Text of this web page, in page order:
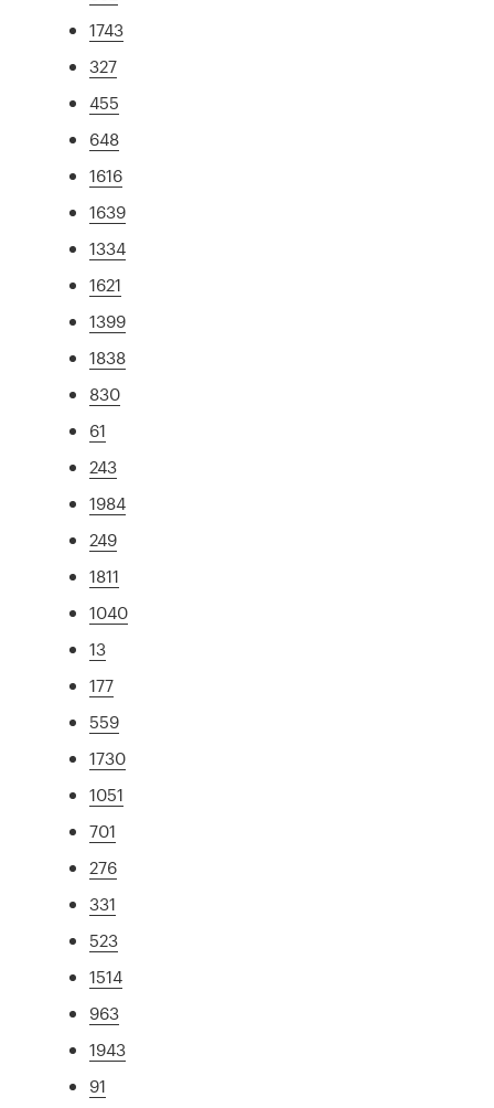
1743
327
455
648
1616
1639
1334
1621
1399
1838
830
61
243
1984
249
1811
1040
13
177
559
1730
1051
701
276
331
523
1514
963
1943
91